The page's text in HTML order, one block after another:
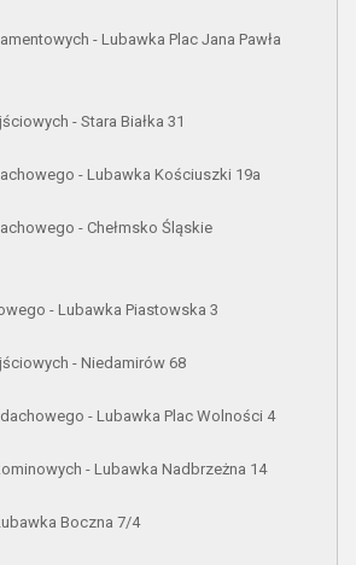
- Lubawka Plac Jana Pawła
- Stara Białka 31
- Lubawka Kościuszki 19a
- Chełmsko Śląskie
- Lubawka Piastowska 3
- Niedamirów 68
- Lubawka Plac Wolności 4
- Lubawka Nadbrzeżna 14
Boczna 7/4